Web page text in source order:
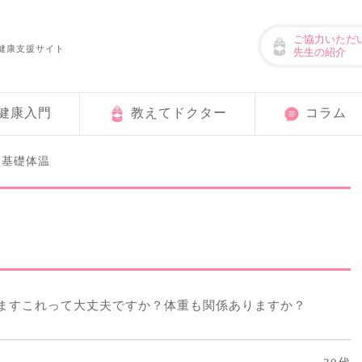
康支援サイト
ご協力いただ
先生の紹介
康入門 教えてドクター コラム
基礎体温
これって大丈夫ですか？体重も関係ありますか？